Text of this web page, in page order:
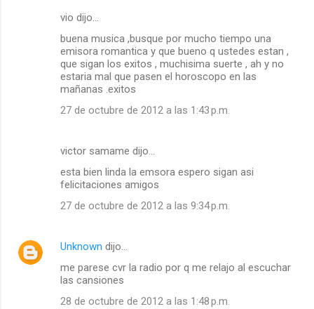
vio dijo…
buena musica ,busque por mucho tiempo una
emisora romantica y que bueno q ustedes estan ,
que sigan los exitos , muchisima suerte , ah y no
estaria mal que pasen el horoscopo en las
mañanas .exitos
27 de octubre de 2012 a las 1:43 p.m.
victor samame dijo…
esta bien linda la emsora espero sigan asi
felicitaciones amigos
27 de octubre de 2012 a las 9:34 p.m.
Unknown dijo…
me parese cvr la radio por q me relajo al escuchar
las cansiones
28 de octubre de 2012 a las 1:48 p.m.